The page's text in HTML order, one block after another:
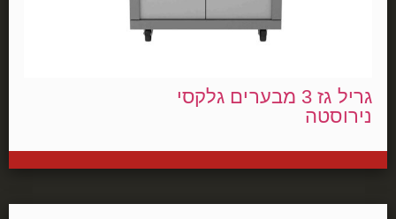
גריל גז 3 מבערים גלקסי
נירוסטה